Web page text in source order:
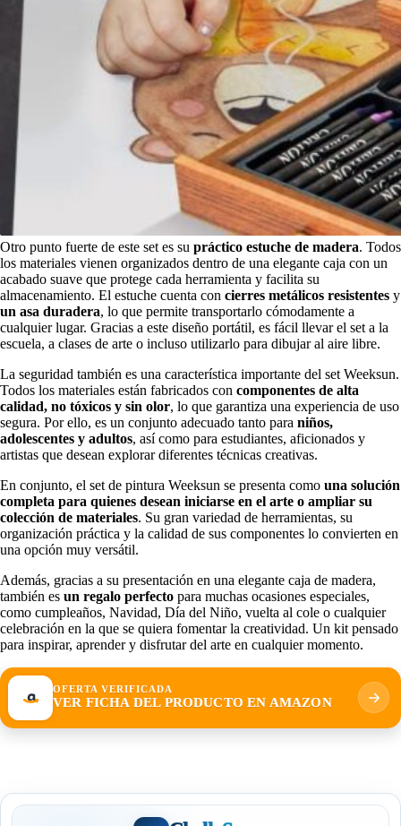
Otro punto fuerte de este set es su práctico estuche de madera. Todos
los materiales vienen organizados dentro de una elegante caja con un
acabado suave que protege cada herramienta y facilita su
almacenamiento. El estuche cuenta con cierres metálicos resistentes y
un asa duradera, lo que permite transportarlo cómodamente a
cualquier lugar. Gracias a este diseño portátil, es fácil llevar el set a la
escuela, a clases de arte o incluso utilizarlo para dibujar al aire libre.
La seguridad también es una característica importante del set Weeksun.
Todos los materiales están fabricados con componentes de alta
calidad, no tóxicos y sin olor, lo que garantiza una experiencia de uso
segura. Por ello, es un conjunto adecuado tanto para niños,
adolescentes y adultos, así como para estudiantes, aficionados y
artistas que desean explorar diferentes técnicas creativas.
En conjunto, el set de pintura Weeksun se presenta como una solución
completa para quienes desean iniciarse en el arte o ampliar su
colección de materiales. Su gran variedad de herramientas, su
organización práctica y la calidad de sus componentes lo convierten en
una opción muy versátil.
Además, gracias a su presentación en una elegante caja de madera,
también es un regalo perfecto para muchas ocasiones especiales,
como cumpleaños, Navidad, Día del Niño, vuelta al cole o cualquier
celebración en la que se quiera fomentar la creatividad. Un kit pensado
para inspirar, aprender y disfrutar del arte en cualquier momento.
OFERTA VERIFICADA
VER FICHA DEL PRODUCTO EN AMAZON